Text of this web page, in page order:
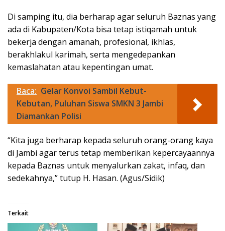
Di samping itu, dia berharap agar seluruh Baznas yang
ada di Kabupaten/Kota bisa tetap istiqamah untuk
bekerja dengan amanah, profesional, ikhlas,
berakhlakul karimah, serta mengedepankan
kemaslahatan atau kepentingan umat.
Baca: Gelar Konvoi Sambil Kebut-
Kebutan, Puluhan Siswa SMKN 3 Jambi
Diamankan Polisi
“Kita juga berharap kepada seluruh orang-orang kaya
di Jambi agar terus tetap memberikan kepercayaannya
kepada Baznas untuk menyalurkan zakat, infaq, dan
sedekahnya,” tutup H. Hasan. (Agus/Sidik)
Terkait